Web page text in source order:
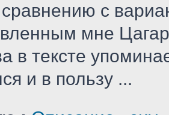
сравнению с
мне
в тексте
и в пользу ...